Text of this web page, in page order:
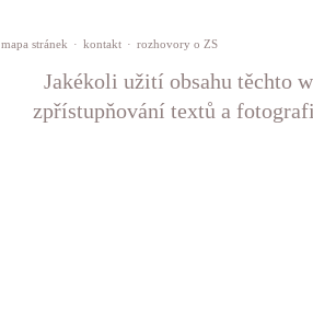
mapa stránek · kontakt · rozhovory o ZS
Jakékoli užití obsahu těchto
zpřístupňování textů a